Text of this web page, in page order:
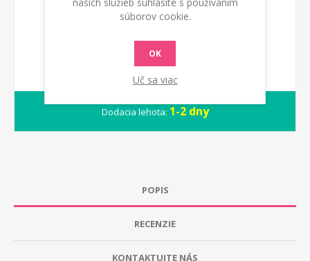
PRIDAŤ DO KOŠÍKA
Dodacia lehota: 1-2 dny
POPIS
RECENZIE
KONTAKTUJTE NÁS
súborov cookie.
OK
Uč sa viac